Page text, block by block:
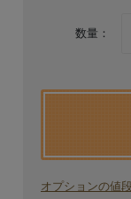
数量：
オプションの値